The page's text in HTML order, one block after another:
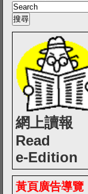
網上讀報
Read
e-Edition
黃頁廣告導覽